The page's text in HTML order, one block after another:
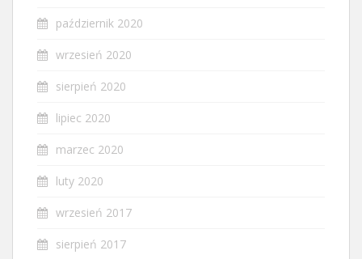
październik 2020
wrzesień 2020
sierpień 2020
lipiec 2020
marzec 2020
luty 2020
wrzesień 2017
sierpień 2017